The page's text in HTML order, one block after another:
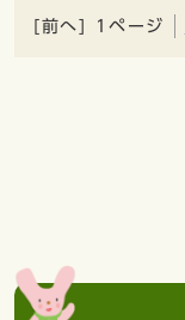
[前へ] 1ページ